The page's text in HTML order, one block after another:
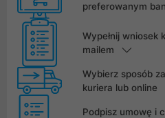
preferowanym
Wypełnij
mailem
Wybierz sposób
kuriera lub online
Podpisz umowę i